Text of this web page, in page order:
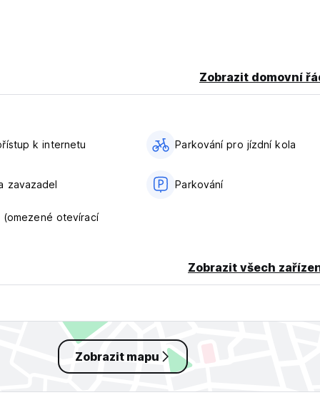
Zobrazit domovní
k internetu Parkování pro jízdní kola
zavazadel Parkování
(omezené otevírací
Zobrazit všech
Zobrazit mapu